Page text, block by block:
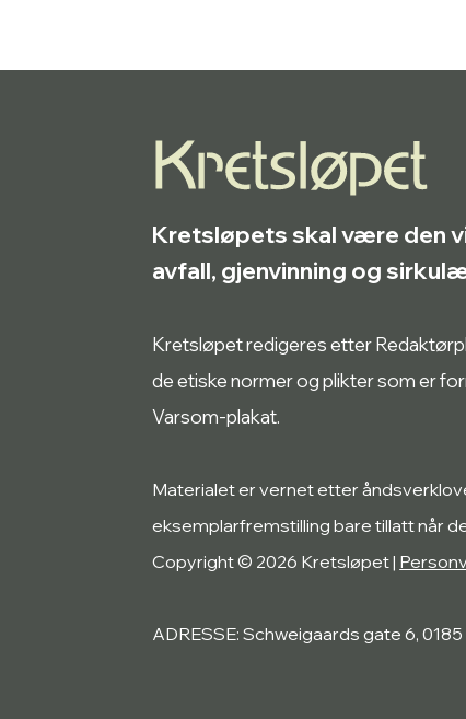
Kretsløpets skal være den
avfall, gjenvinning og
Kretsløpet redigeres etter
de etiske normer og plikter som er
Varsom-plakat.
Materialet er vernet etter
eksemplarfremstilling bare tillatt når
Copyright © 2026 Kretsløpet |
ADRESSE: Schweigaards gate 6,